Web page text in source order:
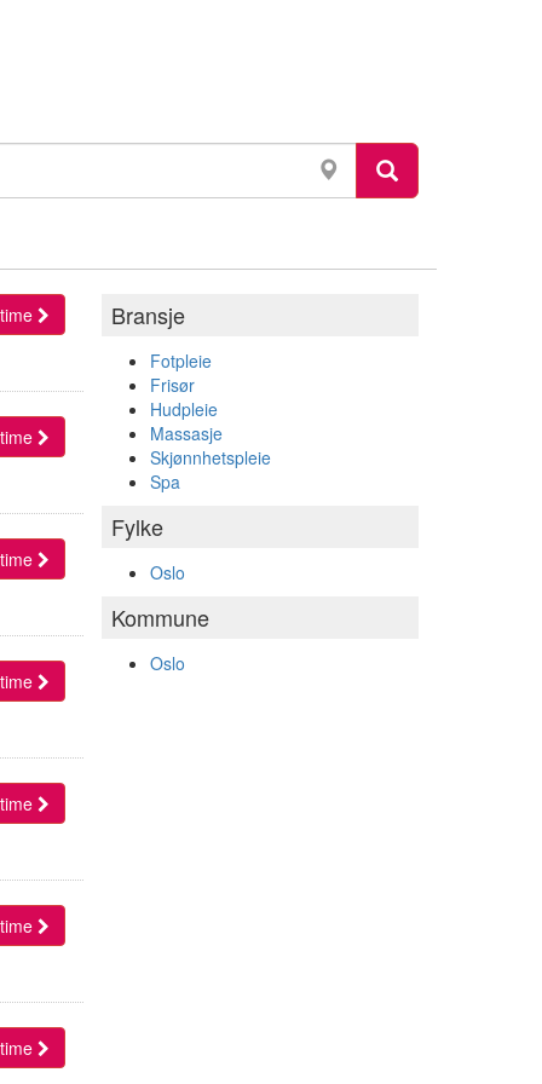
Bransje
Fotpleie
Frisør
Hudpleie
Massasje
Skjønnhetspleie
Spa
Fylke
Oslo
Kommune
Oslo